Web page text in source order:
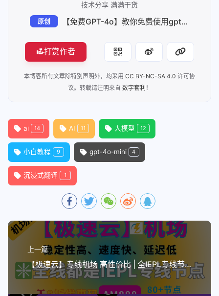
技术分享 满满干货
原创 【免费GPT-4o】教你免费使用gpt、gpt-4o-mini、turbo等模型API 可搭配ChatGPT.好友、沉浸式翻译等项目使用
打赏作者
本博客所有文章除特别声明外，均采用 CC BY-NC-SA 4.0 许可协
议。转载请注明来自 数字套利 ！
ai 14 AI 11 大模型 12
小白教程 9 gpt-4o-mini 4
沉浸式翻译 1
上一篇
【极速云】专线机场 高性价比 | 全IEPL专线节点 | 高速无卡顿（送小火箭下载）🎁8折优惠码：AM888